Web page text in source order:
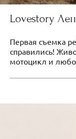
Lovestory
Первая съемка
справились!
мотоцикл и